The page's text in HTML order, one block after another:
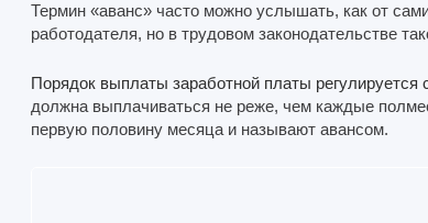
Термин «аванс» часто можно услышать, как от
работодателя, но в трудовом законодательстве
Порядок выплаты заработной платы регулируется
должна выплачиваться не реже, чем каждые
первую половину месяца и называют авансом.